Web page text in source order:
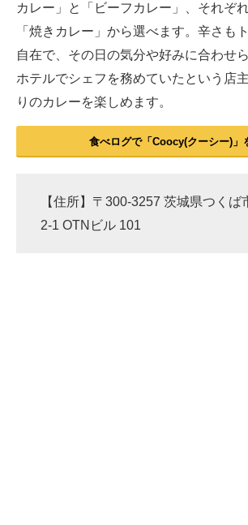
カレー」と「ビーフカレー」、それぞ
「焼きカレー」から選べます。辛さも
自在で、その日の気分や好みに合わせ
ホテルでシェフを務めていたという店
りのカレーを楽しめます。
食べログで「Coocy(クーシー)」
【住所】〒300-3257 茨城県つくば
2-1 OTNビル 101